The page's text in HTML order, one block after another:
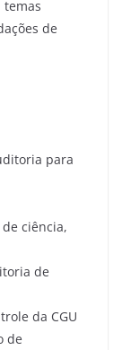
de
para
ciência,
de
da CGU
de